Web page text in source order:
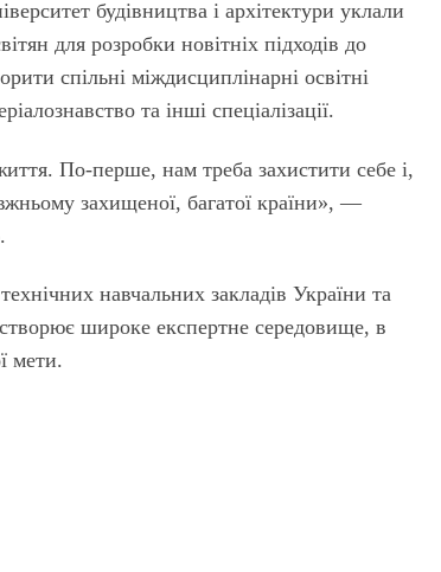
будівництва і архітектури уклали
для розробки новітніх підходів до
спільні міждисциплінарні освітні
та інші спеціалізації.
По-перше, нам треба захистити себе і,
захищеної, багатої країни», —
навчальних закладів України та
широке експертне середовище, в
мети.